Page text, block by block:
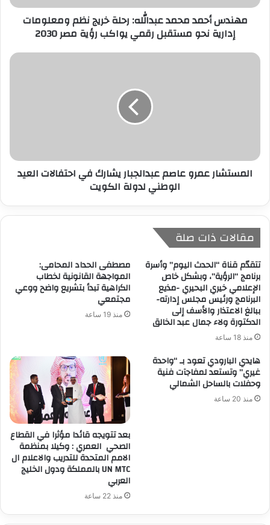
ر
مهندس أحمد محمد عبدالله: رحلة خريج نظم ومعلومات
إدارية نحو مستقبل رقمي يواكب رؤية مصر 2030
المستشار عمرو عاصم عبدالجبار يشارك في احتفالات العيد
الوطني لدولة الكويت
مقالات ذات صلة
تتقدّم قناة “الحدث اليوم” وأسرة
برنامج “الرؤية”، وبشكل خاص
الإعلامي خيري البحيري -مذيع
البرنامج ورئيس مجلس إدارته-
ببالغ الاعتذار والأسف إلى
الدكتورة ولاء جمال عبد الخالق
منذ 18 ساعة
مصطفى الحداد المحامى:
المواجهة القانونية لخطاب
الكراهية تبدأ بتشريع واضح ووعي
مجتمعي
منذ 19 ساعة
هايدي البارودي تعود بـ “واحدة
غيري” وتستعد لمفاجآت فنية
وحفلات بالساحل الشمالي
منذ 20 ساعة
بعد تتويجه قائدا مؤثرا في القطاع
الصحي العمري : وكيلا بمنظمة
الامم المتحدة للتدريب والاعلام ال
UN MTC بالمملكة ودول الخليج
العربي
منذ 22 ساعة